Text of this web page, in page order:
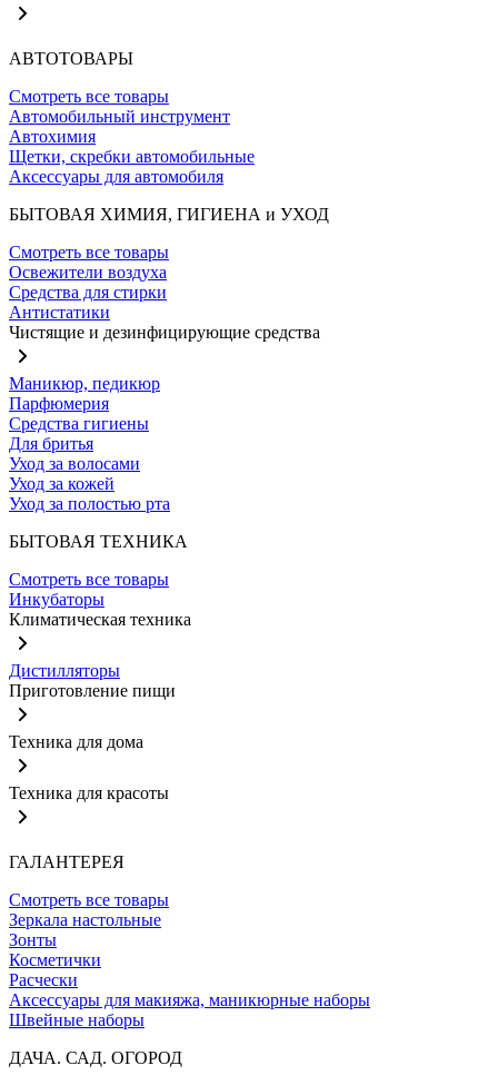
АВТОТОВАРЫ
Смотреть все товары
Автомобильный инструмент
Автохимия
Щетки, скребки автомобильные
Аксессуары для автомобиля
БЫТОВАЯ ХИМИЯ, ГИГИЕНА и УХОД
Смотреть все товары
Освежители воздуха
Средства для стирки
Антистатики
Чистящие и дезинфицирующие средства
Маникюр, педикюр
Парфюмерия
Средства гигиены
Для бритья
Уход за волосами
Уход за кожей
Уход за полостью рта
БЫТОВАЯ ТЕХНИКА
Смотреть все товары
Инкубаторы
Климатическая техника
Дистилляторы
Приготовление пищи
Техника для дома
Техника для красоты
ГАЛАНТЕРЕЯ
Смотреть все товары
Зеркала настольные
Зонты
Косметички
Расчески
Аксессуары для макияжа, маникюрные наборы
Швейные наборы
ДАЧА. САД. ОГОРОД